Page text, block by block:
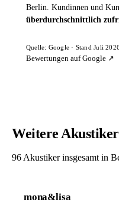
Berlin. Kundinnen und
überdurchschnittlich
Quelle: Google · Stand Juli
Bewertungen auf Google ↗
Weitere
96 Akustiker insgesamt in
mona&lisa